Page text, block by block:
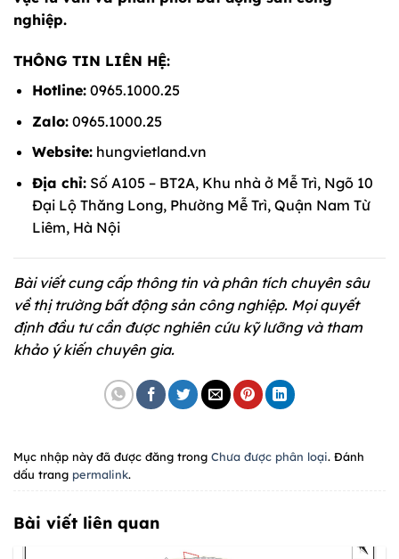
nghiệp.
THÔNG TIN LIÊN HỆ:
Hotline:0965.1000.25
Zalo:0965.1000.25
Website:hungvietland.vn
Địa chỉ:Số A105 – BT2A, Khu nhà ở Mễ Trì, Ngõ 10
Đại Lộ Thăng Long, Phường Mễ Trì, Quận Nam Từ
Liêm, Hà Nội
Bài viết cung cấp thông tin và phân tích chuyên sâu
về thị trường bất động sản công nghiệp. Mọi quyết
định đầu tư cần được nghiên cứu kỹ lưỡng và tham
khảo ý kiến chuyên gia.
Mục nhập này đã được đăng trong Chưa được phân loại. Đánh
dấu trang permalink.
Bài viết liên quan